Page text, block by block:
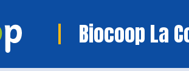
Biocoop La